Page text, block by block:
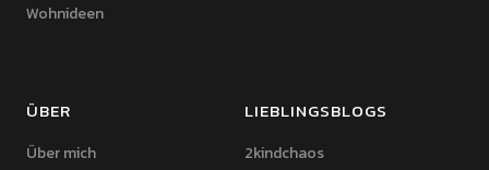
Wohnideen
ÜBER
Über mich
LIEBLINGSBLOGS
2kindchaos